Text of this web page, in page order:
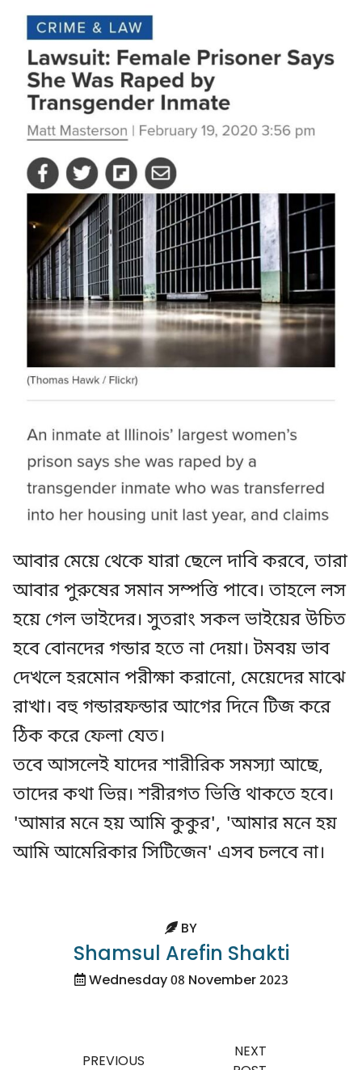
আবার মেয়ে থেকে যারা ছেলে দাবি করবে, তারা
আবার পুরুষের সমান সম্পত্তি পাবে। তাহলে লস
হয়ে গেল ভাইদের। সুতরাং সকল ভাইয়ের উচিত
হবে বোনদের গন্ডার হতে না দেয়া। টমবয় ভাব
দেখলে হরমোন পরীক্ষা করানো, মেয়েদের মাঝে
রাখা। বহু গন্ডারফন্ডার আগের দিনে টিজ করে
ঠিক করে ফেলা যেত।
তবে আসলেই যাদের শারীরিক সমস্যা আছে,
তাদের কথা ভিন্ন। শরীরগত ভিত্তি থাকতে হবে।
'আমার মনে হয় আমি কুকুর', 'আমার মনে হয়
আমি আমেরিকার সিটিজেন' এসব চলবে না।
BY
Shamsul Arefin Shakti
Wednesday 08 November 2023
PREVIOUS
NEXT